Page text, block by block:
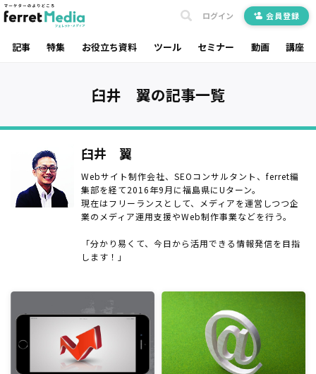
記事 特集 お役立ち資料 ツール セミナー 動画 講座
ログイン 会員登録
臼井 翼の記事一覧
臼井 翼
Webサイト制作会社、SEOコンサルタント、ferret編
集部を経て2016年9月に福島県にUターン。
現在はフリーランスとして、メディアを運営しつつ企
業のメディア運用支援やWeb制作事業などを行う。
「分かり易くて、今日から活用できる情報発信を目指
します！」